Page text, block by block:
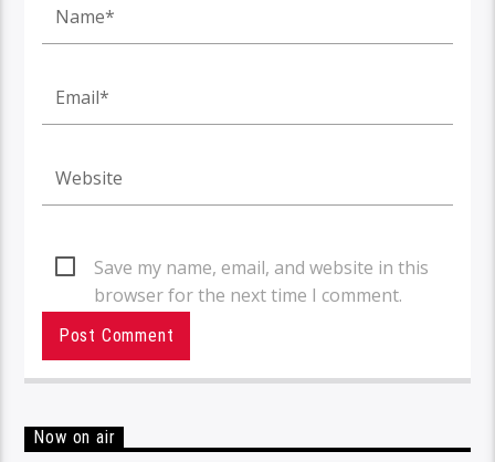
Save my name, email, and website in this
browser for the next time I comment.
Now on air